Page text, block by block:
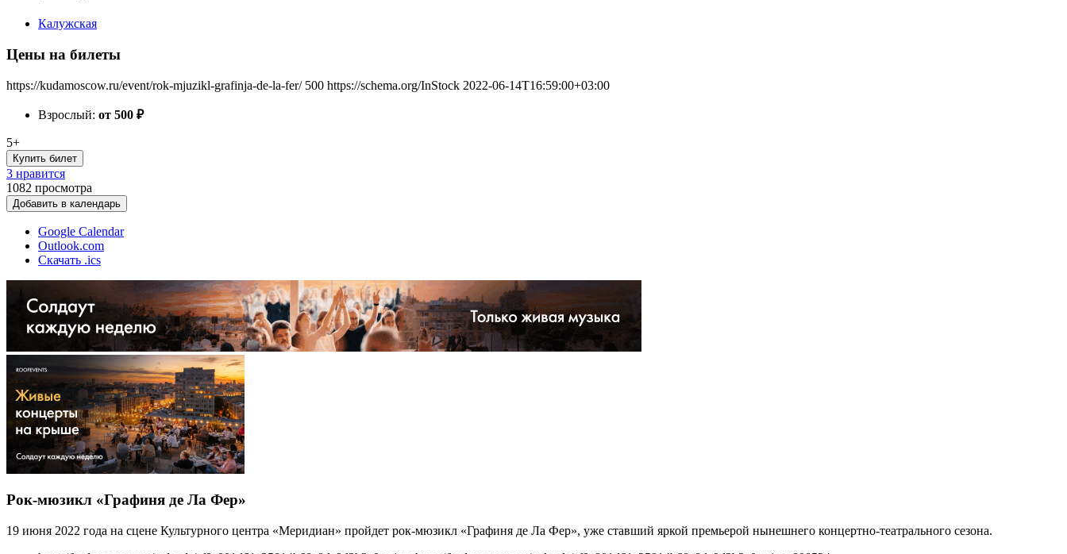
Калужская
Цены на билеты
https://kudamoscow.ru/event/rok-mjuzikl-grafinja-de-la-fer/ 500 https://schema.org/InStock 2022-06-14T16:59:00+03:00
Взрослый: от 500 ₽
5+
Купить билет
3 нравится
1082 просмотра
Добавить в календарь
Google Calendar
Outlook.com
Скачать .ics
Рок-мюзикл «Графиня де Ла Фер»
19 июня 2022 года на сцене Культурного центра «Меридиан» пройдет рок-мюзикл «Графиня де Ла Фер», уже ставший яркой премьерой нынешнего концертно-театрального сезона.